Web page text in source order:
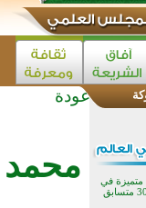
عودة
لمسابقة حفظ
لتعزيز
متميزة في